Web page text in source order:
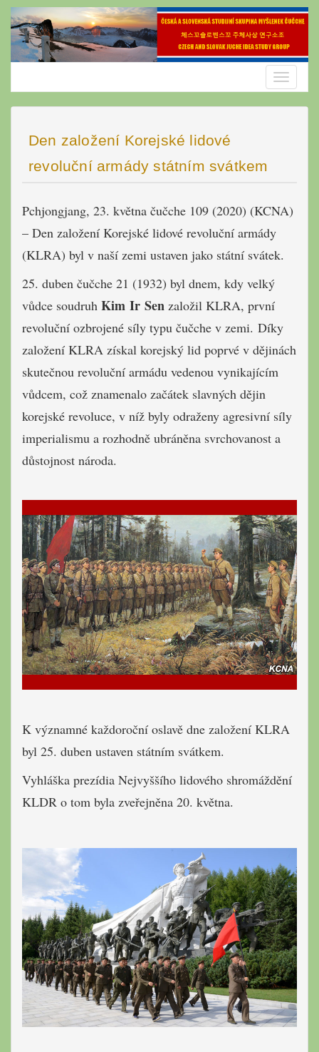
Skip
content
Toggle
Den založení Korejské lidové
revoluční armády státním svátkem
Pchjongjang, 23. května čučche 109 (2020) (KCNA)
– Den založení Korejské lidové revoluční armády
(KLRA) byl v naší zemi ustaven jako státní svátek.
25. duben čučche 21 (1932) byl dnem, kdy velký
vůdce soudruh Kim Ir Sen založil KLRA, první
revoluční ozbrojené síly typu čučche v zemi. Díky
založení KLRA získal korejský lid poprvé v dějinách
skutečnou revoluční armádu vedenou vynikajícím
vůdcem, což znamenalo začátek slavných dějin
korejské revoluce, v níž byly odraženy agresivní síly
imperialismu a rozhodně ubráněna svrchovanost a
důstojnost národa.
K významné každoroční oslavě dne založení KLRA
byl 25. duben ustaven státním svátkem.
Vyhláška prezídia Nejvyššího lidového shromáždění
KLDR o tom byla zveřejněna 20. května.